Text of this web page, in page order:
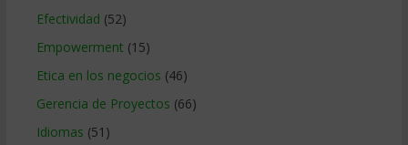
Efectividad (52)
Empowerment (15)
Etica en los negocios (46)
Gerencia de Proyectos (66)
Idiomas (51)